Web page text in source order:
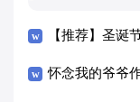
【推荐】圣诞
怀念我的爷爷